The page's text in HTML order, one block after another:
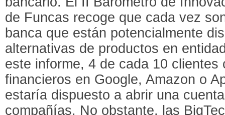
de Funcas recoge que cada vez
banca que están potencialmente
alternativas de productos en
este informe, 4 de cada 10
financieros en Google, Amazon o
estaría dispuesto a abrir una
compañías. No obstante, las